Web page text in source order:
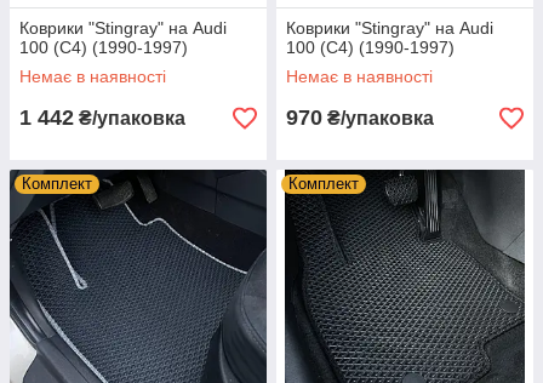
Коврики "Stingray" на Audi
100 (C4) (1990-1997)
Немає в наявності
1 442 ₴/упаковка
Коврики "Stingray" на Audi
100 (C4) (1990-1997)
Немає в наявності
970 ₴/упаковка
Комплект Комплект